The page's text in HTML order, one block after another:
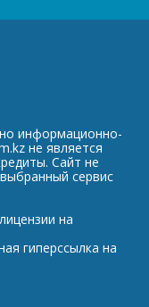
информационно-
не является
Сайт не
сервис
на
гиперссылка на